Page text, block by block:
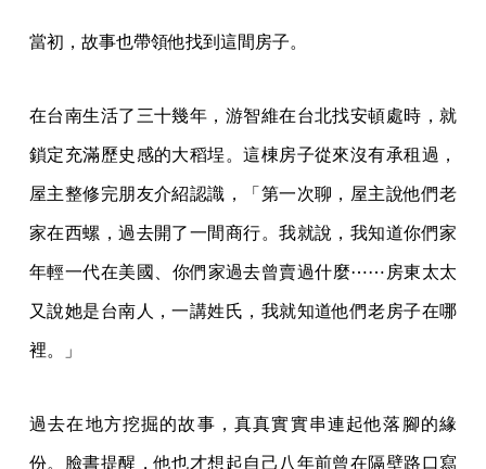
當初，故事也帶領他找到這間房子。
在台南生活了三十幾年，游智維在台北找安頓處時，就
鎖定充滿歷史感的大稻埕。這棟房子從來沒有承租過，
屋主整修完朋友介紹認識，「第一次聊，屋主說他們老
家在西螺，過去開了一間商行。我就說，我知道你們家
年輕一代在美國、你們家過去曾賣過什麼⋯⋯房東太太
又說她是台南人，一講姓氏，我就知道他們老房子在哪
裡。」
過去在地方挖掘的故事，真真實實串連起他落腳的緣
份。臉書提醒，他也才想起自己八年前曾在隔壁路口寫